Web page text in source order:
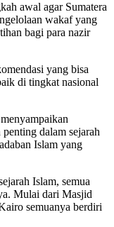
awal agar Sumatera
wakaf yang
bagi para nazir
yang bisa
di tingkat nasional
dalam sejarah
Islam yang
Islam, semua
Mulai dari Masjid
semuanya berdiri